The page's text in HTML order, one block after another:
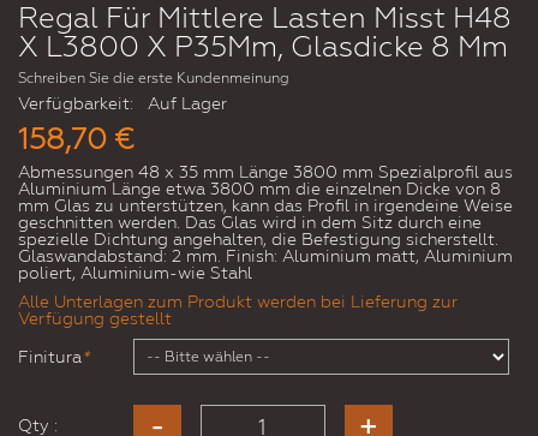
Regal Für Mittlere Lasten Misst H48
X L3800 X P35Mm, Glasdicke 8 Mm
Schreiben Sie die erste Kundenmeinung
Verfügbarkeit: Auf Lager
158,70 €
Abmessungen 48 x 35 mm Länge 3800 mm Spezialprofil aus
Aluminium Länge etwa 3800 mm die einzelnen Dicke von 8
mm Glas zu unterstützen, kann das Profil in irgendeine Weise
geschnitten werden. Das Glas wird in dem Sitz durch eine
spezielle Dichtung angehalten, die Befestigung sicherstellt.
Glaswandabstand: 2 mm. Finish: Aluminium matt, Aluminium
poliert, Aluminium-wie Stahl
Alle Unterlagen zum Produkt werden bei Lieferung zur
Verfügung gestellt
*
Finitura
Qty :